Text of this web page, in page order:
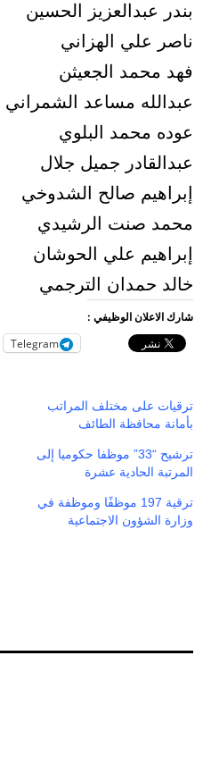
بندر عبدالعزيز الحسين
ناصر علي الهزاني
فهد محمد الجعيثن
عبدالله مساعد الشمراني
عوده محمد البلوي
عبدالقادر جميل جلال
إبراهيم صالح الشدوخي
محمد صنت الرشيدي
إبراهيم علي الحوشان
خالد حمدان الترجمي
شارك الاعلان الوظيفي :
Telegram
ترقيات على مختلف المراتب
بأمانة محافظة الطائف
ترشيح “33” موظفا حكوميا إلى
المرتبة الحادية عشرة
ترقية 197 موظفًا وموظفة في
وزارة الشؤون الاجتماعية